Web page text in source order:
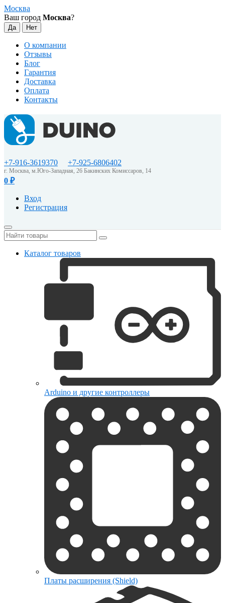
Москва
Ваш город Москва?
О компании
Отзывы
Блог
Гарантия
Доставка
Оплата
Контакты
+7-916-3619370 +7-925-6806402
г. Москва, м.Юго-Западная, 26 Бакинских Комиссаров, 14
0 ₽
Вход
Регистрация
Каталог товаров
Arduino и другие контроллеры
Платы расширения (Shield)